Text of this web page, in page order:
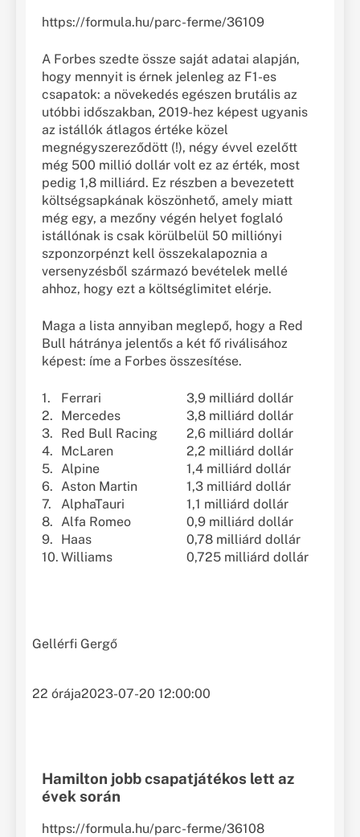
https://formula.hu/parc-ferme/36109
A Forbes szedte össze saját adatai alapján,
hogy mennyit is érnek jelenleg az F1-es
csapatok: a növekedés egészen brutális az
utóbbi időszakban, 2019-hez képest ugyanis
az istállók átlagos értéke közel
megnégyszereződött (!), négy évvel ezelőtt
még 500 millió dollár volt ez az érték, most
pedig 1,8 milliárd. Ez részben a bevezetett
költségsapkának köszönhető, amely miatt
még egy, a mezőny végén helyet foglaló
istállónak is csak körülbelül 50 milliónyi
szponzorpénzt kell összekalapoznia a
versenyzésből származó bevételek mellé
ahhoz, hogy ezt a költséglimitet elérje.
Maga a lista annyiban meglepő, hogy a Red
Bull hátránya jelentős a két fő riválisához
képest: íme a Forbes összesítése.
1. Ferrari
3,9 milliárd dollár
2.
Mercedes
3,8 milliárd dollár
3.
Red Bull Racing
2,6 milliárd dollár
4.
McLaren
2,2 milliárd dollár
5. Alpine
1,4 milliárd dollár
6. Aston Martin
1,3 milliárd dollár
7.
AlphaTauri
1,1 milliárd dollár
8. Alfa Romeo
0,9 milliárd dollár
9.
Haas
0,78 milliárd dollár
10. Williams 0,725 milliárd dollár
Gellérfi Gergő
22 órája2023-07-20 12:00:00
Hamilton jobb csapatjátékos lett az
évek során
https://formula.hu/parc-ferme/36108